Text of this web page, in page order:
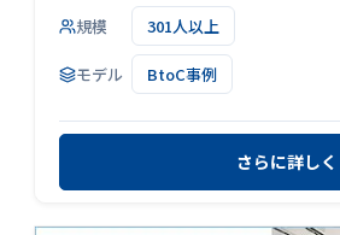
規模 301人以上
モデル BtoC事例
さらに詳しく